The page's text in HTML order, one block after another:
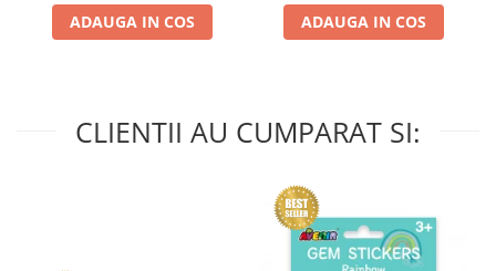
ADAUGA IN COS ADAUGA IN COS
CLIENTII AU CUMPARAT SI: